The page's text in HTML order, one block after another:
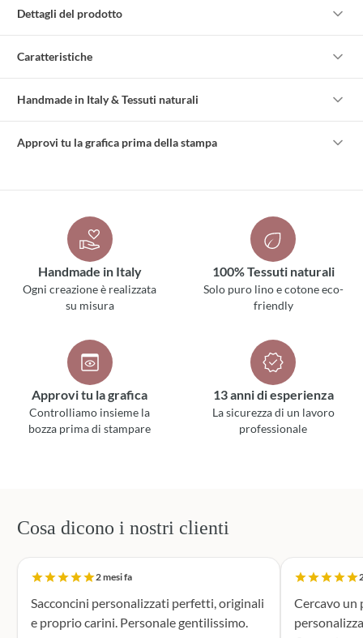
Dettagli del prodotto
Caratteristiche
Handmade in Italy & Tessuti naturali
Approvi tu la grafica prima della stampa
Handmade in Italy
Ogni creazione è realizzata
su misura
100% Tessuti naturali
Solo puro lino e cotone eco-
friendly
Approvi tu la grafica
Controlliamo insieme la
bozza prima di stampare
13 anni di esperienza
La sicurezza di un lavoro
professionale
Cosa dicono i nostri clienti
2 mesi fa
Sacconcini personalizzati perfetti, originali
e proprio carini. Personale gentilissimo.
Cercavo